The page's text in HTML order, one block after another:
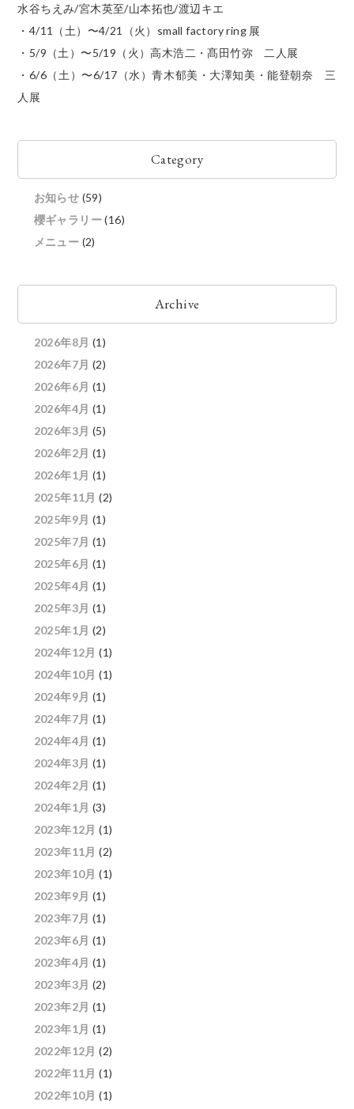
水谷ちえみ/宮木英至/山本拓也/渡辺キエ
・4/11（土）〜4/21（火）small factory ring 展
・5/9（土）〜5/19（火）高木浩二・髙田竹弥 二人展
・6/6（土）〜6/17（水）青木郁美・大澤知美・能登朝奈 三
人展
Category
お知らせ (59)
櫻ギャラリー(16)
メニュー (2)
Archive
2026年8月 (1)
2026年7月 (2)
2026年6月 (1)
2026年4月 (1)
2026年3月 (5)
2026年2月 (1)
2026年1月 (1)
2025年11月 (2)
2025年9月 (1)
2025年7月 (1)
2025年6月 (1)
2025年4月 (1)
2025年3月 (1)
2025年1月 (2)
2024年12月 (1)
2024年10月 (1)
2024年9月 (1)
2024年7月 (1)
2024年4月 (1)
2024年3月 (1)
2024年2月 (1)
2024年1月 (3)
2023年12月 (1)
2023年11月 (2)
2023年10月 (1)
2023年9月 (1)
2023年7月 (1)
2023年6月 (1)
2023年4月 (1)
2023年3月 (2)
2023年2月 (1)
2023年1月 (1)
2022年12月 (2)
2022年11月 (1)
2022年10月 (1)